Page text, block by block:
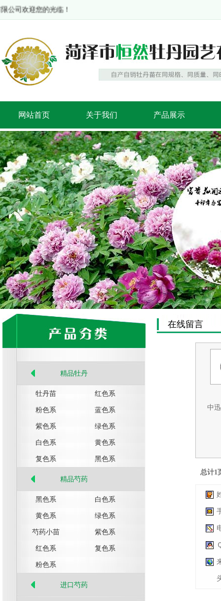
公司欢迎您的光临！
网站首页 关于我们 产品展示
精品牡丹
牡丹苗 红色系
粉色系 蓝色系
紫色系 绿色系
白色系 黄色系
复色系 黑色系
精品芍药
黑色系 白色系
黄色系 绿色系
芍药小苗 紫色系
红色系 复色系
粉色系
进口芍药
在线留言
中
总计1